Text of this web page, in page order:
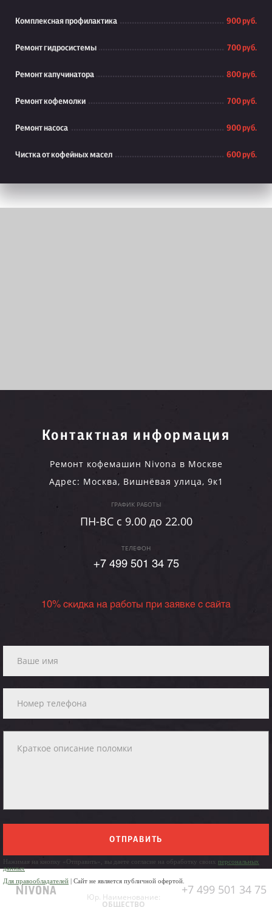
Комплексная профилактика 900 руб.
Ремонт гидросистемы 700 руб.
Ремонт капучинатора 800 руб.
Ремонт кофемолки 700 руб.
Ремонт насоса 900 руб.
Чистка от кофейных масел 600 руб.
Контактная информация
Ремонт кофемашин Nivona в Москве
Адрес: Москва, Вишнёвая улица, 9к1
ГРАФИК РАБОТЫ
ПН-ВC c 9.00 до 22.00
ТЕЛЕФОН
+7 499 501 34 75
10% скидка на работы при заявке с сайта
ОТПРАВИТЬ
Нажимая на кнопку «Отправить», вы даете согласие на обработку своих персональных
данных
Для правообладателей | Сайт не является публичной офертой.
+7 499 501 34 75
Юр. Наименование:
ОБЩЕСТВО